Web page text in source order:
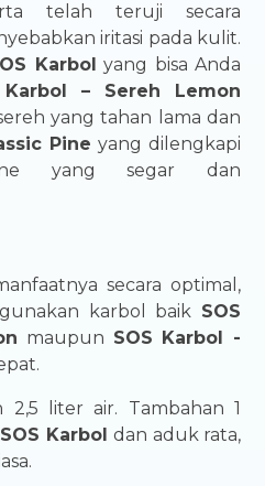
telah teruji secara
iritasi pada kulit.
Karbol yang bisa Anda
Karbol – Sereh Lemon
yang tahan lama dan
Pine yang dilengkapi
yang segar dan
secara optimal,
karbol baik SOS
maupun SOS Karbol -
2,5 liter air. Tambahan 1
SOS Karbol dan aduk rata,